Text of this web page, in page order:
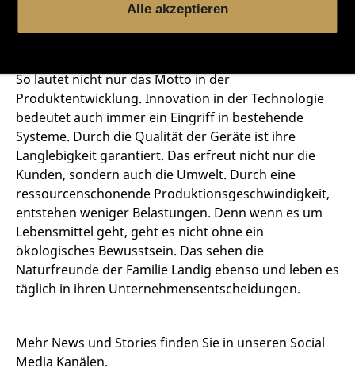
So lautet nicht nur das Motto in der
Produktentwicklung. Innovation in der Technologie
bedeutet auch immer ein Eingriff in bestehende
Systeme. Durch die Qualität der Geräte ist ihre
Langlebigkeit garantiert. Das erfreut nicht nur die
Kunden, sondern auch die Umwelt. Durch eine
ressourcenschonende Produktionsgeschwindigkeit,
entstehen weniger Belastungen. Denn wenn es um
Lebensmittel geht, geht es nicht ohne ein
ökologisches Bewusstsein. Das sehen die
Naturfreunde der Familie Landig ebenso und leben es
täglich in ihren Unternehmensentscheidungen.
Mehr News und Stories finden Sie in unseren Social
Media Kanälen.
Alle akzeptieren